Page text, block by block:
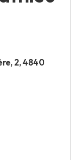
2, 4840